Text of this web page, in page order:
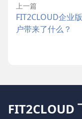
上一篇
FIT2CLOUD企业
户带来了什么？
FIT2CLOUD